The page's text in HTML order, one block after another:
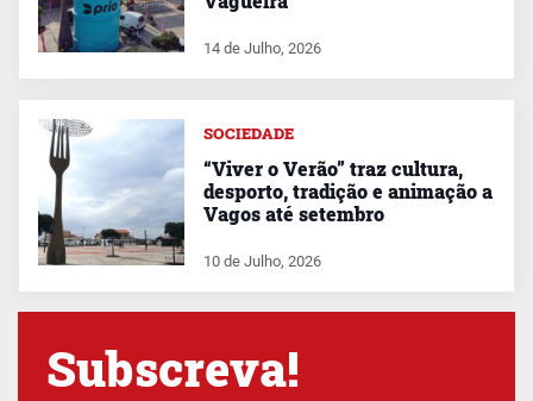
14 de Julho, 2026
SOCIEDADE
“Viver o Verão” traz cultura,
desporto, tradição e animação a
Vagos até setembro
10 de Julho, 2026
Subscreva!